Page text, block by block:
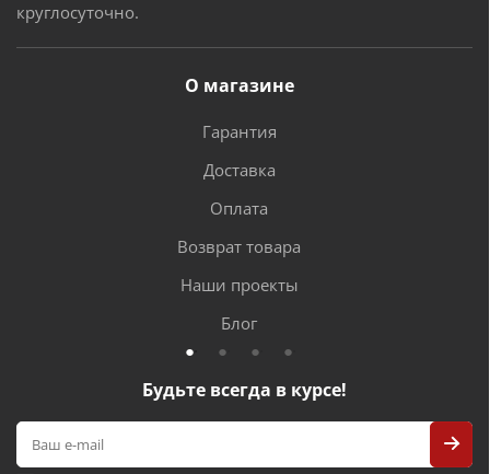
круглосуточно.
О магазине
Гарантия
Доставка
Оплата
Возврат товара
Наши проекты
Блог
Будьте всегда в курсе!